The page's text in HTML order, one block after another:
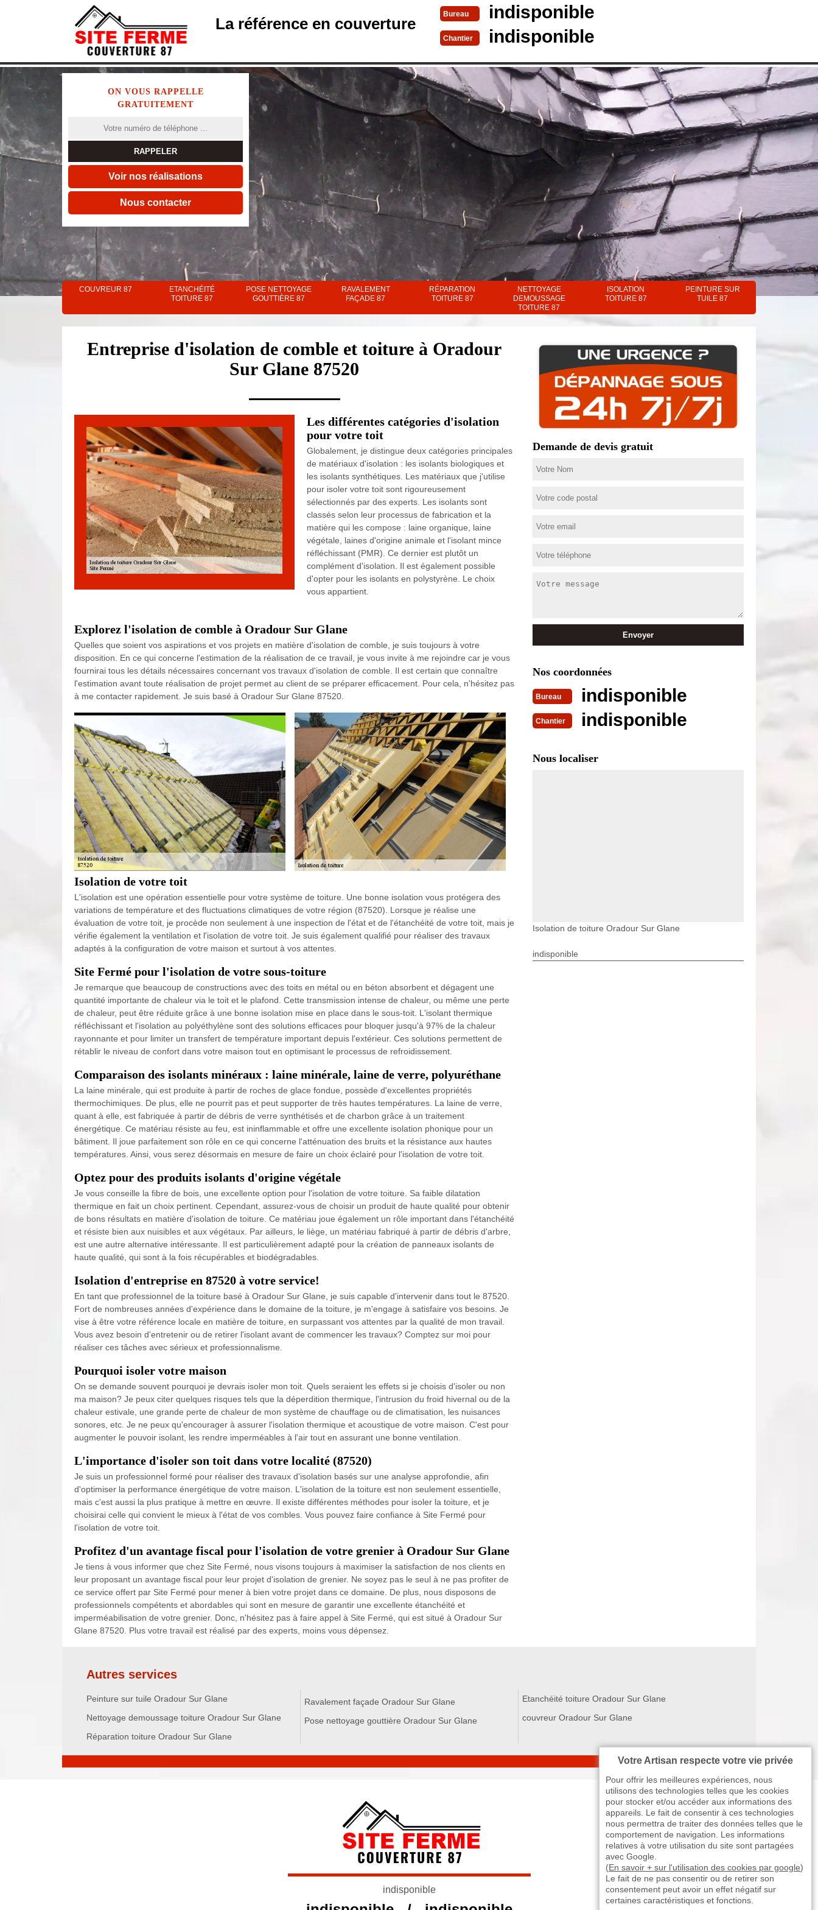
La référence en couverture
Bureau indisponible
Chantier indisponible
ON VOUS RAPPELLE
GRATUITEMENT
Voir nos réalisations
Nous contacter
COUVREUR 87
ETANCHÉITÉ
TOITURE 87
POSE NETTOYAGE
GOUTTIÈRE 87
RAVALEMENT
FAÇADE 87
RÉPARATION
TOITURE 87
NETTOYAGE
DEMOUSSAGE
TOITURE 87
ISOLATION
TOITURE 87
PEINTURE SUR
TUILE 87
Entreprise d'isolation de comble et toiture à Oradour
Sur Glane 87520
Les différentes catégories d'isolation
pour votre toit
Globalement, je distingue deux catégories principales
de matériaux d'isolation : les isolants biologiques et
les isolants synthétiques. Les matériaux que j'utilise
pour isoler votre toit sont rigoureusement
sélectionnés par des experts. Les isolants sont
classés selon leur processus de fabrication et la
matière qui les compose : laine organique, laine
végétale, laines d'origine animale et l'isolant mince
réfléchissant (PMR). Ce dernier est plutôt un
complément d'isolation. Il est également possible
d'opter pour les isolants en polystyrène. Le choix
vous appartient.
Explorez l'isolation de comble à Oradour Sur Glane
Quelles que soient vos aspirations et vos projets en matière d'isolation de comble, je suis toujours à votre
disposition. En ce qui concerne l'estimation de la réalisation de ce travail, je vous invite à me rejoindre car je vous
fournirai tous les détails nécessaires concernant vos travaux d'isolation de comble. Il est certain que connaître
l'estimation avant toute réalisation de projet permet au client de se préparer efficacement. Pour cela, n'hésitez pas
à me contacter rapidement. Je suis basé à Oradour Sur Glane 87520.
Isolation de votre toit
L'isolation est une opération essentielle pour votre système de toiture. Une bonne isolation vous protégera des
variations de température et des fluctuations climatiques de votre région (87520). Lorsque je réalise une
évaluation de votre toit, je procède non seulement à une inspection de l'état et de l'étanchéité de votre toit, mais je
vérifie également la ventilation et l'isolation de votre toit. Je suis également qualifié pour réaliser des travaux
adaptés à la configuration de votre maison et surtout à vos attentes.
Site Fermé pour l'isolation de votre sous-toiture
Je remarque que beaucoup de constructions avec des toits en métal ou en béton absorbent et dégagent une
quantité importante de chaleur via le toit et le plafond. Cette transmission intense de chaleur, ou même une perte
de chaleur, peut être réduite grâce à une bonne isolation mise en place dans le sous-toit. L'isolant thermique
réfléchissant et l'isolation au polyéthylène sont des solutions efficaces pour bloquer jusqu'à 97% de la chaleur
rayonnante et pour limiter un transfert de température important depuis l'extérieur. Ces solutions permettent de
rétablir le niveau de confort dans votre maison tout en optimisant le processus de refroidissement.
Comparaison des isolants minéraux : laine minérale, laine de verre, polyuréthane
La laine minérale, qui est produite à partir de roches de glace fondue, possède d'excellentes propriétés
thermochimiques. De plus, elle ne pourrit pas et peut supporter de très hautes températures. La laine de verre,
quant à elle, est fabriquée à partir de débris de verre synthétisés et de charbon grâce à un traitement
énergétique. Ce matériau résiste au feu, est ininflammable et offre une excellente isolation phonique pour un
bâtiment. Il joue parfaitement son rôle en ce qui concerne l'atténuation des bruits et la résistance aux hautes
températures. Ainsi, vous serez désormais en mesure de faire un choix éclairé pour l'isolation de votre toit.
Optez pour des produits isolants d'origine végétale
Je vous conseille la fibre de bois, une excellente option pour l'isolation de votre toiture. Sa faible dilatation
thermique en fait un choix pertinent. Cependant, assurez-vous de choisir un produit de haute qualité pour obtenir
de bons résultats en matière d'isolation de toiture. Ce matériau joue également un rôle important dans l'étanchéité
et résiste bien aux nuisibles et aux végétaux. Par ailleurs, le liège, un matériau fabriqué à partir de débris d'arbre,
est une autre alternative intéressante. Il est particulièrement adapté pour la création de panneaux isolants de
haute qualité, qui sont à la fois récupérables et biodégradables.
Isolation d'entreprise en 87520 à votre service!
En tant que professionnel de la toiture basé à Oradour Sur Glane, je suis capable d'intervenir dans tout le 87520.
Fort de nombreuses années d'expérience dans le domaine de la toiture, je m'engage à satisfaire vos besoins. Je
vise à être votre référence locale en matière de toiture, en surpassant vos attentes par la qualité de mon travail.
Vous avez besoin d'entretenir ou de retirer l'isolant avant de commencer les travaux? Comptez sur moi pour
réaliser ces tâches avec sérieux et professionnalisme.
Pourquoi isoler votre maison
On se demande souvent pourquoi je devrais isoler mon toit. Quels seraient les effets si je choisis d'isoler ou non
ma maison? Je peux citer quelques risques tels que la déperdition thermique, l'intrusion du froid hivernal ou de la
chaleur estivale, une grande perte de chaleur de mon système de chauffage ou de climatisation, les nuisances
sonores, etc. Je ne peux qu'encourager à assurer l'isolation thermique et acoustique de votre maison. C'est pour
augmenter le pouvoir isolant, les rendre imperméables à l'air tout en assurant une bonne ventilation.
L'importance d'isoler son toit dans votre localité (87520)
Je suis un professionnel formé pour réaliser des travaux d'isolation basés sur une analyse approfondie, afin
d'optimiser la performance énergétique de votre maison. L'isolation de la toiture est non seulement essentielle,
mais c'est aussi la plus pratique à mettre en œuvre. Il existe différentes méthodes pour isoler la toiture, et je
choisirai celle qui convient le mieux à l'état de vos combles. Vous pouvez faire confiance à Site Fermé pour
l'isolation de votre toit.
Profitez d'un avantage fiscal pour l'isolation de votre grenier à Oradour Sur Glane
Je tiens à vous informer que chez Site Fermé, nous visons toujours à maximiser la satisfaction de nos clients en
leur proposant un avantage fiscal pour leur projet d'isolation de grenier. Ne soyez pas le seul à ne pas profiter de
ce service offert par Site Fermé pour mener à bien votre projet dans ce domaine. De plus, nous disposons de
professionnels compétents et abordables qui sont en mesure de garantir une excellente étanchéité et
imperméabilisation de votre grenier. Donc, n'hésitez pas à faire appel à Site Fermé, qui est situé à Oradour Sur
Glane 87520. Plus votre travail est réalisé par des experts, moins vous dépensez.
Demande de devis gratuit
Nos coordonnées
Bureau indisponible
Chantier indisponible
Nous localiser
Isolation de toiture Oradour Sur Glane
indisponible
Autres services
Peinture sur tuile Oradour Sur Glane
Nettoyage demoussage toiture Oradour Sur Glane
Réparation toiture Oradour Sur Glane
Ravalement façade Oradour Sur Glane
Pose nettoyage gouttière Oradour Sur Glane
Etanchéité toiture Oradour Sur Glane
couvreur Oradour Sur Glane
indisponible
Votre Artisan respecte votre vie privée
Pour offrir les meilleures expériences, nous
utilisons des technologies telles que les cookies
pour stocker et/ou accéder aux informations des
appareils. Le fait de consentir à ces technologies
nous permettra de traiter des données telles que le
comportement de navigation. Les informations
relatives à votre utilisation du site sont partagées
avec Google.
(En savoir + sur l'utilisation des cookies par google)
Le fait de ne pas consentir ou de retirer son
consentement peut avoir un effet négatif sur
certaines caractéristiques et fonctions.